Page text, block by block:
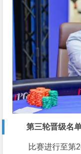
第三轮晋级名
比赛进行至第